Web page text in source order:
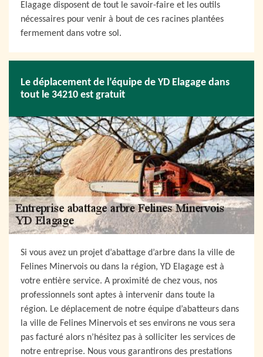
Elagage disposent de tout le savoir-faire et les outils
nécessaires pour venir à bout de ces racines plantées
fermement dans votre sol.
Le déplacement de l’équipe de YD Elagage dans
tout le 34210 est gratuit
Si vous avez un projet d’abattage d’arbre dans la ville de
Felines Minervois ou dans la région, YD Elagage est à
votre entière service. A proximité de chez vous, nos
professionnels sont aptes à intervenir dans toute la
région. Le déplacement de notre équipe d’abatteurs dans
la ville de Felines Minervois et ses environs ne vous sera
pas facturé alors n’hésitez pas à solliciter les services de
notre entreprise. Nous vous garantirons des prestations